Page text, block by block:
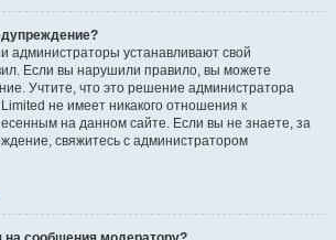
администраторы устанавливают свой
Если вы нарушили правило, вы можете
Учтите, что это решение администратора
не имеет никакого отношения к
на данном сайте. Если вы не знаете, за
свяжитесь с администратором